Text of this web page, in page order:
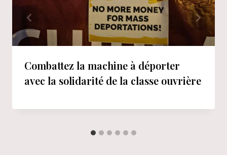
Combattez la machine à déporter
avec la solidarité de la classe ouvrière